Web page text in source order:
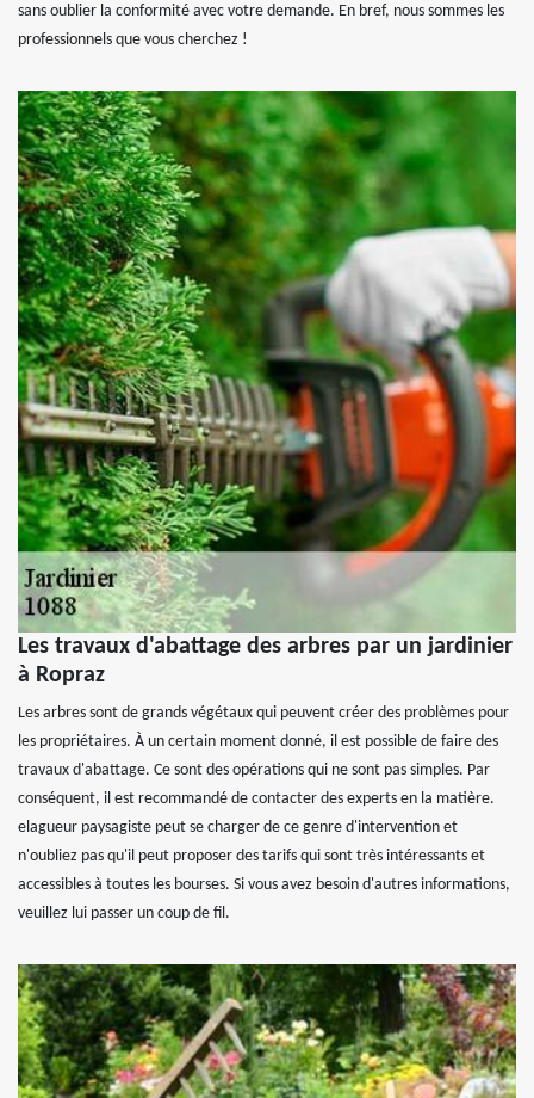
sans oublier la conformité avec votre demande. En bref, nous sommes les
professionnels que vous cherchez !
Les travaux d'abattage des arbres par un jardinier
à Ropraz
Les arbres sont de grands végétaux qui peuvent créer des problèmes pour
les propriétaires. À un certain moment donné, il est possible de faire des
travaux d'abattage. Ce sont des opérations qui ne sont pas simples. Par
conséquent, il est recommandé de contacter des experts en la matière.
elagueur paysagiste peut se charger de ce genre d'intervention et
n'oubliez pas qu'il peut proposer des tarifs qui sont très intéressants et
accessibles à toutes les bourses. Si vous avez besoin d'autres informations,
veuillez lui passer un coup de fil.